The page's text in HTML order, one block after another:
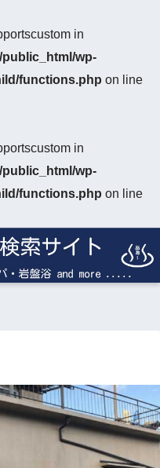
in
public_html/wp-
functions.php on line
in
public_html/wp-
functions.php on line